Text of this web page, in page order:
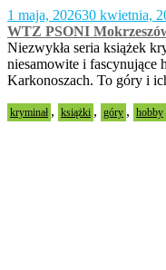
1 maja, 202630 kwietnia,
WTZ PSONI
Niezwykła seria książek
niesamowite i fascynujące
Karkonoszach. To góry i
kryminał , książki , góry , hobby